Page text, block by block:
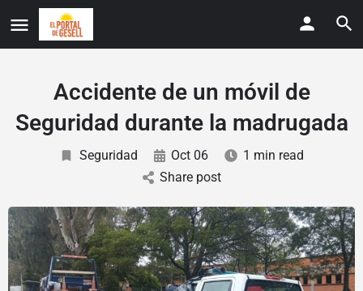
Accidente de un móvil de
Seguridad durante la madrugada
Seguridad Oct 06
1 min read
Share post